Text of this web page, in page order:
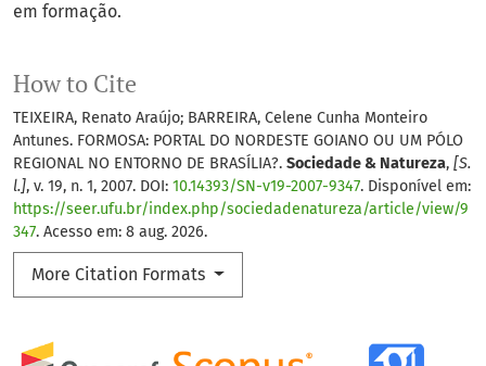
How to Cite
TEIXEIRA, Renato Araújo; BARREIRA, Celene Cunha Monteiro
Antunes. FORMOSA: PORTAL DO NORDESTE GOIANO OU UM PÓLO
REGIONAL NO ENTORNO DE BRASÍLIA?. Sociedade & Natureza, [S.
l.], v. 19, n. 1, 2007. DOI: 10.14393/SN-v19-2007-9347. Disponível em:
https://seer.ufu.br/index.php/sociedadenatureza/article/view/9
347. Acesso em: 8 aug. 2026.
More Citation Formats
em formação.